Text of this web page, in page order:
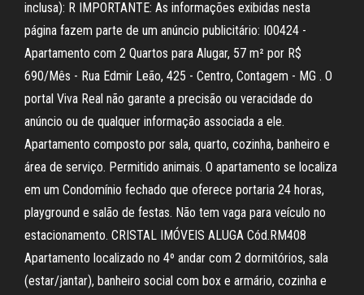
inclusa): R IMPORTANTE: As informações exibidas nesta
página fazem parte de um anúncio publicitário: I00424 -
Apartamento com 2 Quartos para Alugar, 57 m² por R$
690/Mês - Rua Edmir Leão, 425 - Centro, Contagem - MG . O
portal Viva Real não garante a precisão ou veracidade do
anúncio ou de qualquer informação associada a ele.
Apartamento composto por sala, quarto, cozinha, banheiro e
área de serviço. Permitido animais. O apartamento se localiza
em um Condomínio fechado que oferece portaria 24 horas,
playground e salão de festas. Não tem vaga para veículo no
estacionamento. CRISTAL IMÓVEIS ALUGA Cód.RM408
Apartamento localizado no 4º andar com 2 dormitórios, sala
(estar/jantar), banheiro social com box e armário, cozinha e